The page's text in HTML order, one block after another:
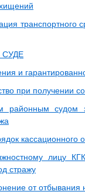
транспортного
и
при получении
районным судом
кассационного
лицу
стражу
от отбывания